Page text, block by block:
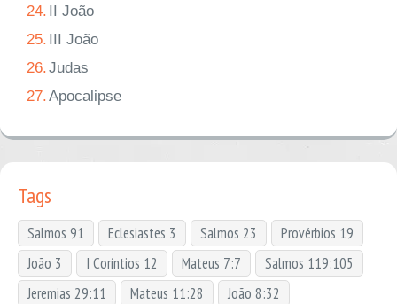
24. II João
25. III João
26.Judas
27.Apocalipse
Tags
Salmos 91 Eclesiastes 3 Salmos 23
Provérbios 19
João 3
I Coríntios 12 Mateus 7:7
Salmos 119:105
Jeremias 29:11
Mateus 11:28 João 8:32